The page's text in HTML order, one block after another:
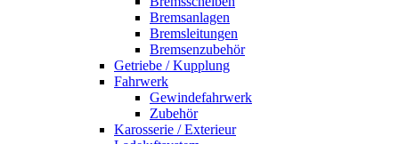
Bremsanlagen
Bremsleitungen
Bremsenzubehör
Getriebe / Kupplung
Fahrwerk
Gewindefahrwerk
Zubehör
Karosserie / Exterieur